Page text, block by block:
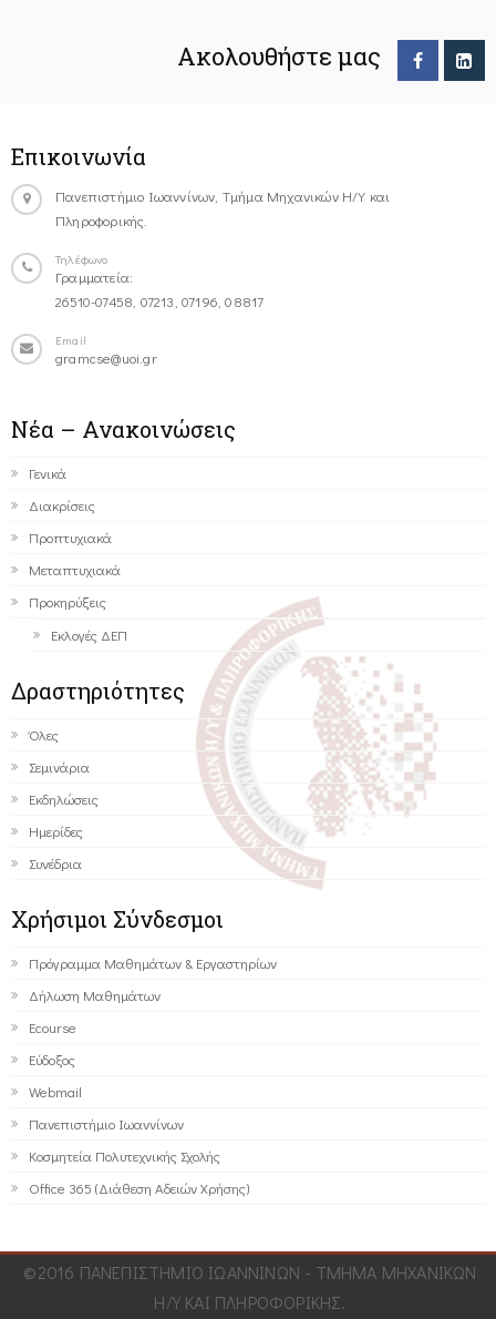
Ακολουθήστε μας
Επικοινωνία
Πανεπιστήμιο Ιωαννίνων, Τμήμα Μηχανικών Η/Υ και
Πληροφορικής.
Τηλέφωνο
Γραμματεία:
26510-07458, 07213, 07196, 08817
Email
gramcse@uoi.gr
Νέα – Ανακοινώσεις
Γενικά
Διακρίσεις
Προπτυχιακά
Μεταπτυχιακά
Προκηρύξεις
Εκλογές ΔΕΠ
Δραστηριότητες
Όλες
Σεμινάρια
Εκδηλώσεις
Ημερίδες
Συνέδρια
Χρήσιμοι Σύνδεσμοι
Πρόγραμμα Μαθημάτων & Εργαστηρίων
Δήλωση Μαθημάτων
Ecourse
Εύδοξος
Webmail
Πανεπιστήμιο Ιωαννίνων
Κοσμητεία Πολυτεχνικής Σχολής
Office 365 (Διάθεση Αδειών Χρήσης)
©2016 ΠΑΝΕΠΙΣΤΗΜΙΟ ΙΩΑΝΝΙΝΩΝ - ΤΜΗΜΑ ΜΗΧΑΝΙΚΩΝ
Η/Υ ΚΑΙ ΠΛΗΡΟΦΟΡΙΚΗΣ.